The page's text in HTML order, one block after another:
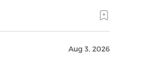
Aug 3, 2026